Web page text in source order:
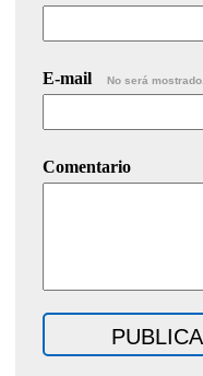
E-mail No será mostrado.
Comentario